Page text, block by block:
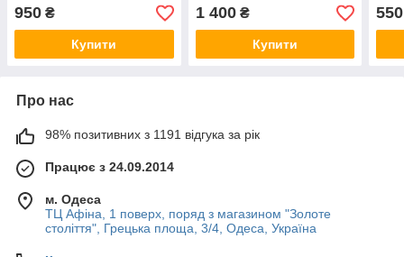
950 ₴
Купити
1 400₴
Купити
550
Про нас
98% позитивних з 1191 відгука за рік
Працює з 24.09.2014
м. Одеса
ТЦ Афіна, 1 поверх, поряд з магазином "Золоте
століття", Грецька площа, 3/4, Одеса, Україна